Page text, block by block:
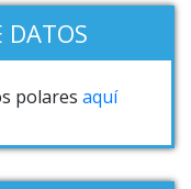
DATOS
polares aquí